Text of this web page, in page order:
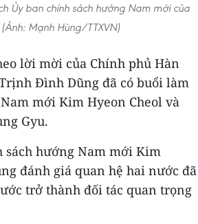
Ủy ban chính sách hướng Nam mới của
Mạnh Hùng/TTXVN)
lời mời của Chính phủ Hàn
Đình Dũng đã có buổi làm
mới Kim Hyeon Cheol và
Gyu.
sách hướng Nam mới Kim
đánh giá quan hệ hai nước đã
trở thành đối tác quan trọng